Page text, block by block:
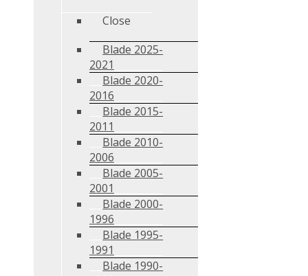
Close
Blade 2025-
2021
Blade 2020-
2016
Blade 2015-
2011
Blade 2010-
2006
Blade 2005-
2001
Blade 2000-
1996
Blade 1995-
1991
Blade 1990-